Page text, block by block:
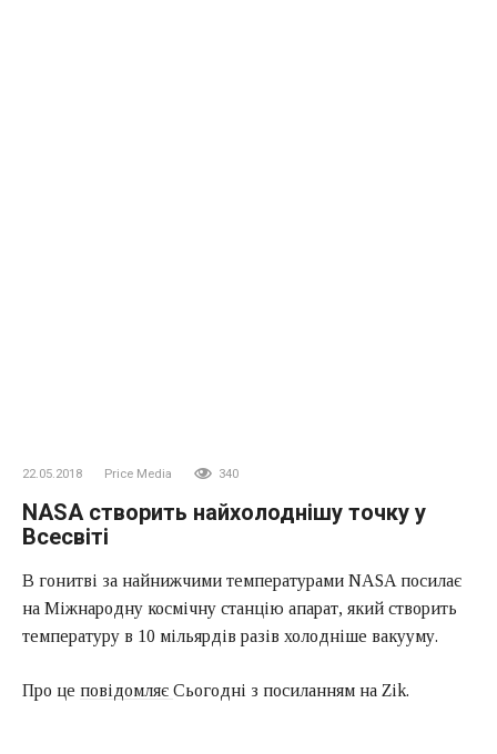
22.05.2018 Price Media 340
NASA створить найхолоднішу точку у
Всесвіті
В гонитві за найнижчими температурами NASA посилає
на Міжнародну космічну станцію апарат, який створить
температуру в 10 мільярдів разів холодніше вакууму.
Про це повідомляє Сьогодні з посиланням на Zik.